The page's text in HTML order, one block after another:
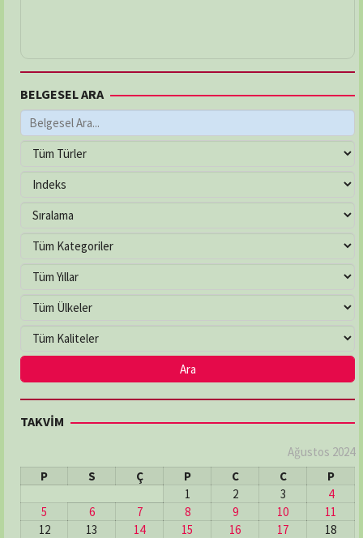
BELGESEL ARA
TAKVİM
Ağustos 2024
P
S Ç P C C
P
1
2 3
4
5
6 7 8 9 10
11
12
13 14 15 16 17
18